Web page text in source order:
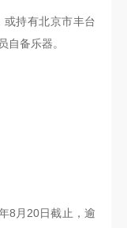
持有北京市丰台
自备乐器。
8月20日截止，逾